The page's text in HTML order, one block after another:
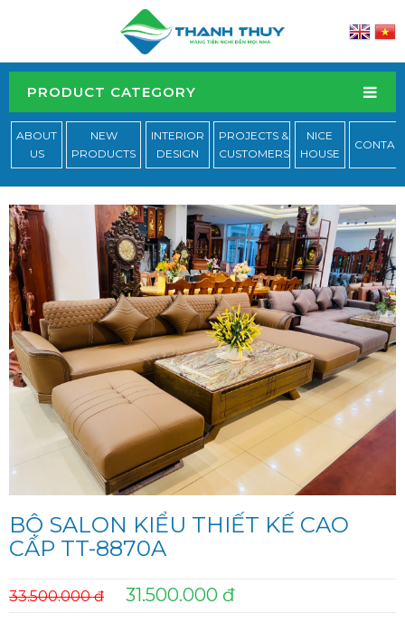
PRODUCT CATEGORY
ABOUT
US
NEW
PRODUCTS
INTERIOR
DESIGN
PROJECTS &
CUSTOMERS
NICE
HOUSE
BỘ SALON KIỂU THIẾT KẾ CAO
CẤP TT-8870A
33.500.000 đ 31.500.000 đ